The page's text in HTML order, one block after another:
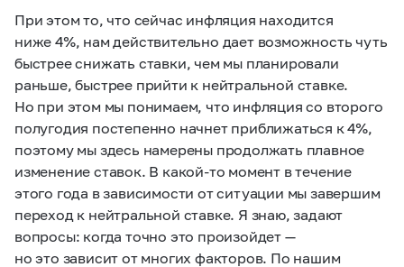
При этом то, что сейчас инфляция находится
ниже 4%, нам действительно дает возможность чуть
быстрее снижать ставки, чем мы планировали
раньше, быстрее прийти к нейтральной ставке.
Но при этом мы понимаем, что инфляция со второго
полугодия постепенно начнет приближаться к 4%,
поэтому мы здесь намерены продолжать плавное
изменение ставок. В какой-то момент в течение
этого года в зависимости от ситуации мы завершим
переход к нейтральной ставке. Я знаю, задают
вопросы: когда точно это произойдет —
но это зависит от многих факторов. По нашим